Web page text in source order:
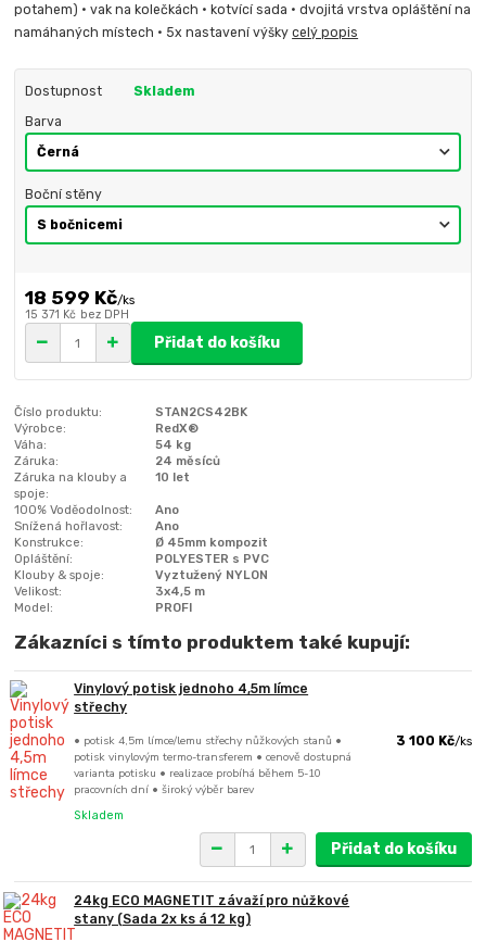
potahem) • vak na kolečkách • kotvící sada • dvojitá vrstva opláštění na
namáhaných místech • 5x nastavení výškycelý popis
Dostupnost Skladem
Barva
Boční stěny
18 599 Kč/ks
15 371 Kč bez DPH
Přidat do košíku
Číslo produktu:
STAN2CS42BK
Výrobce:
RedX®
Váha:
54 kg
Záruka:
24 měsíců
Záruka na klouby a
spoje:
10 let
100% Voděodolnost:
Ano
Snížená hořlavost:
Ano
Konstrukce:
Ø 45mm kompozit
Opláštění:
POLYESTER s PVC
Klouby & spoje:
Vyztužený NYLON
Velikost:
3x4,5 m
Model:
PROFI
Zákazníci s tímto produktem také kupují:
Vinylový potisk jednoho 4,5m límce
střechy
• potisk 4,5m límce/lemu střechy nůžkových stanů •
potisk vinylovým termo-transferem • cenově dostupná
varianta potisku • realizace probíhá během 5-10
pracovních dní • široký výběr barev
3 100 Kč/ks
Skladem
Přidat do košíku
24kg ECO MAGNETIT závaží pro nůžkové
stany (Sada 2x ks á 12 kg)